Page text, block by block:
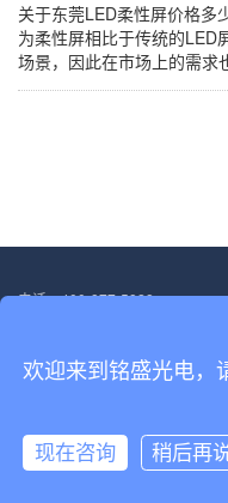
关于东莞LED柔性屏价格多
为柔性屏相比于传统的LED
场景，因此在市场上的需求
电话：400-877-5828
Copyright © 2022-2030 深圳市
欢迎来到铭盛光电，
现在咨询 稍后再